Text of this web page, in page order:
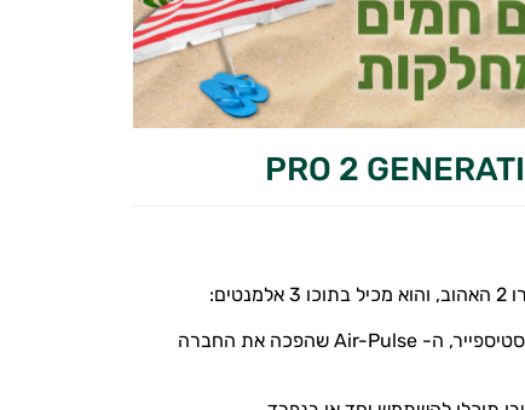
יניקה - הפעולה הקלאסית והמדוברת של חברת סטיספייר, ה- Air-Pulse שהפכה את החברה